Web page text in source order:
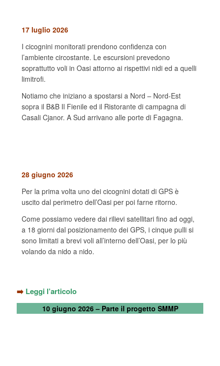
17 luglio 2026
I cicognini monitorati prendono confidenza con
l’ambiente circostante. Le escursioni prevedono
soprattutto voli in Oasi attorno ai rispettivi nidi ed a quelli
limitrofi.
Notiamo che iniziano a spostarsi a Nord – Nord-Est
sopra il B&B Il Fienile ed il Ristorante di campagna di
Casali Cjanor. A Sud arrivano alle porte di Fagagna.
28 giugno 2026
Per la prima volta uno dei cicognini dotati di GPS è
uscito dal perimetro dell’Oasi per poi farne ritorno.
Come possiamo vedere dai rilievi satellitari fino ad oggi,
a 18 giorni dal posizionamento dei GPS, i cinque pulli si
sono limitati a brevi voli all’interno dell’Oasi, per lo più
volando da nido a nido.
➡️ Leggi l’articolo
10 giugno 2026 – Parte il progetto SMMP